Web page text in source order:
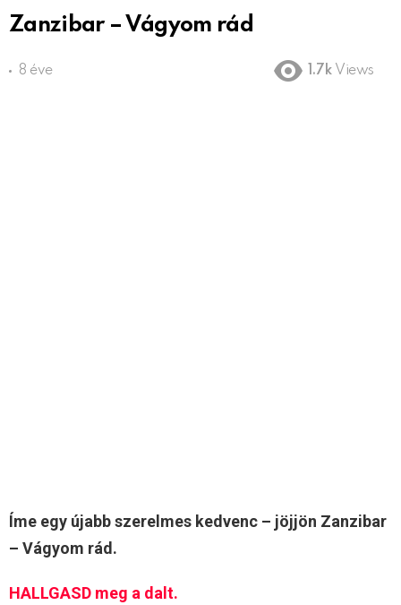
Zanzibar – Vágyom rád
8 éve 1.7k Views
Íme egy újabb szerelmes kedvenc – jöjjön Zanzibar
– Vágyom rád.
HALLGASD meg a dalt.